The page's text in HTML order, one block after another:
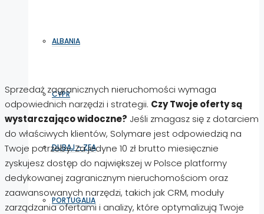
ALBANIA
CYPR
DUBAJ – ZEA
PORTUGALIA
Sprzedaż zagranicznych nieruchomości wymaga
odpowiednich narzędzi i strategii. Czy Twoje oferty są
wystarczająco widoczne? Jeśli zmagasz się z dotarciem
do właściwych klientów, Solymare jest odpowiedzią na
Twoje potrzeby. Za jedyne 10 zł brutto miesięcznie
zyskujesz dostęp do największej w Polsce platformy
dedykowanej zagranicznym nieruchomościom oraz
zaawansowanych narzędzi, takich jak CRM, moduły
zarządzania ofertami i analizy, które optymalizują Twoje